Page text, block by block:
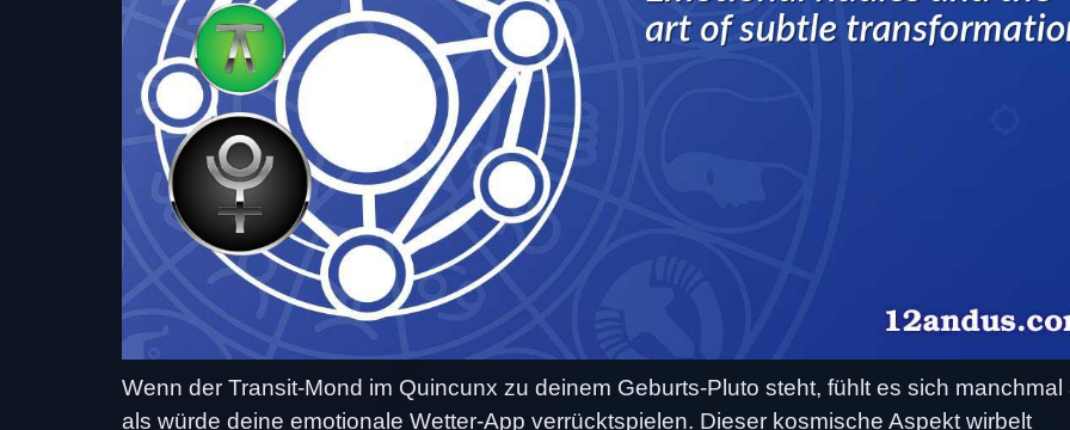
Wenn der Transit-Mond im Quincunx zu deinem Geburts-Pluto steht, fühlt es sich manchmal
als würde deine emotionale Wetter-App verrücktspielen. Dieser kosmische Aspekt wirbelt